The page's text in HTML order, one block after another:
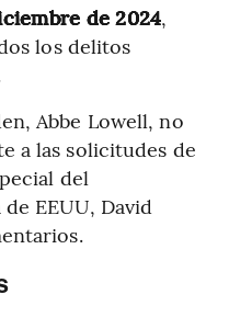
de 2024,
los delitos
Abbe Lowell, no
a las solicitudes de
del
EEUU, David